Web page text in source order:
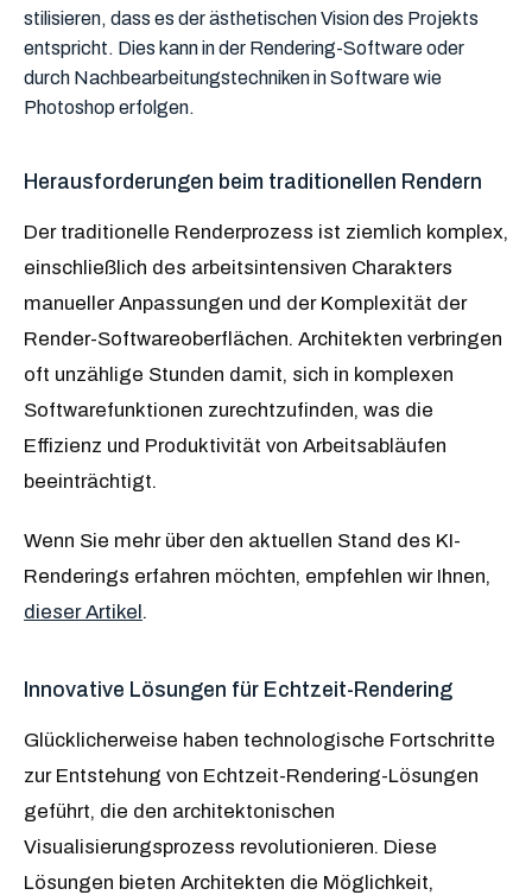
stilisieren, dass es der ästhetischen Vision des Projekts
entspricht. Dies kann in der Rendering-Software oder
durch Nachbearbeitungstechniken in Software wie
Photoshop erfolgen.
Herausforderungen beim traditionellen Rendern
Der traditionelle Renderprozess ist ziemlich komplex,
einschließlich des arbeitsintensiven Charakters
manueller Anpassungen und der Komplexität der
Render-Softwareoberflächen. Architekten verbringen
oft unzählige Stunden damit, sich in komplexen
Softwarefunktionen zurechtzufinden, was die
Effizienz und Produktivität von Arbeitsabläufen
beeinträchtigt.
Wenn Sie mehr über den aktuellen Stand des KI-
Renderings erfahren möchten, empfehlen wir Ihnen,
dieser Artikel.
Innovative Lösungen für Echtzeit-Rendering
Glücklicherweise haben technologische Fortschritte
zur Entstehung von Echtzeit-Rendering-Lösungen
geführt, die den architektonischen
Visualisierungsprozess revolutionieren. Diese
Lösungen bieten Architekten die Möglichkeit,